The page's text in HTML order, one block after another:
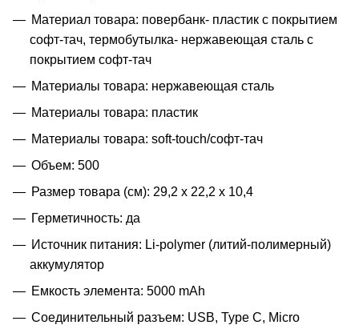
Материал товара: повербанк- пластик с покрытием
софт-тач, термобутылка- нержавеющая cталь с
покрытием софт-тач
Материалы товара: нержавеющая cталь
Материалы товара: пластик
Материалы товара: soft-touch/софт-тач
Объем: 500
Размер товара (см): 29,2 х 22,2 х 10,4
Герметичность: да
Источник питания: Li-polymer (литий-полимерный)
аккумулятор
Емкость элемента: 5000 mAh
Соединительный разъем: USB, Type C, Micro